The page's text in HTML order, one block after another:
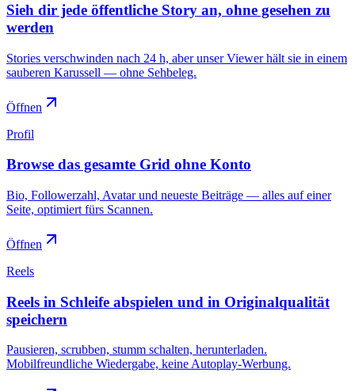
Sieh dir jede öffentliche Story an, ohne gesehen zu
werden
Stories verschwinden nach 24 h, aber unser Viewer hält sie in einem
sauberen Karussell — ohne Sehbeleg.
Öffnen
Profil
Browse das gesamte Grid ohne Konto
Bio, Followerzahl, Avatar und neueste Beiträge — alles auf einer
Seite, optimiert fürs Scannen.
Öffnen
Reels
Reels in Schleife abspielen und in Originalqualität
speichern
Pausieren, scrubben, stumm schalten, herunterladen.
Mobilfreundliche Wiedergabe, keine Autoplay-Werbung.